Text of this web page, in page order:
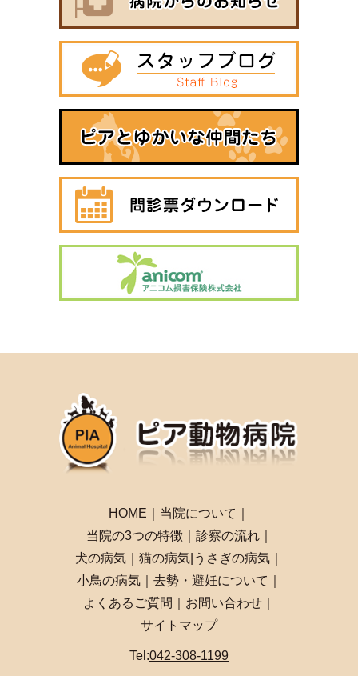
HOME 当院について
当院の3つの特徴｜ 診察の流れ｜
犬の病気
猫の病気 うさぎの病気
小鳥の病気
去勢・避妊について
よくあるご質問
お問い合わせ
サイトマップ
Tel:042-308-1199